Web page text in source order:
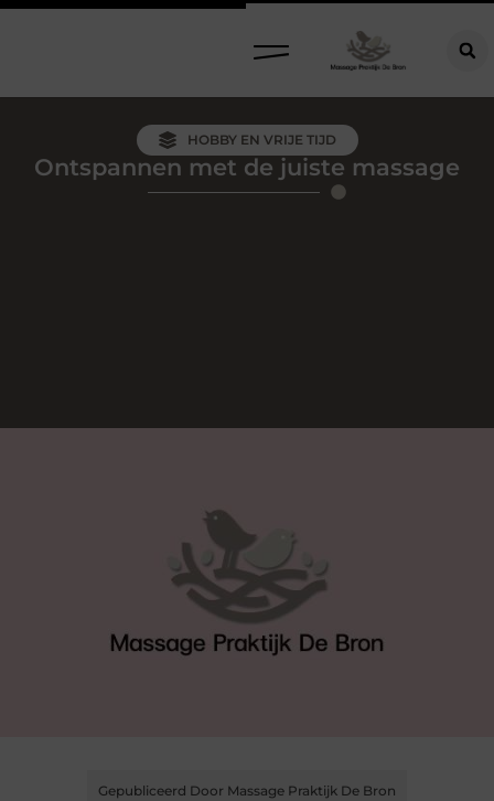
HOBBY EN VRIJE TIJD
Ontspannen met de juiste massage
Gepubliceerd Door Massage Praktijk De Bron